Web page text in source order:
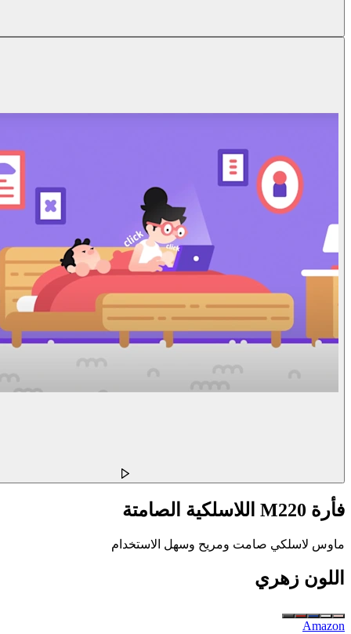
فأرة M220 اللاسلكية الصامتة
ماوس لاسلكي صامت ومريح وسهل الاستخدام
اللون زهري
Amazon